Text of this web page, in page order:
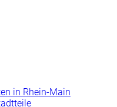
in Rhein-Main